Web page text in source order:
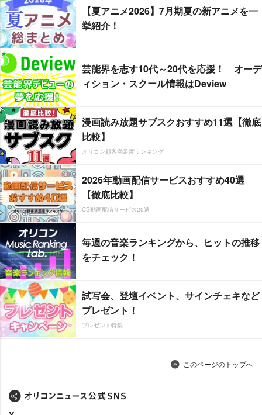
【夏アニメ2026】7月期夏の新アニメを一
挙紹介！
芸能界を志す10代～20代を応援！ オーデ
ィション・スクール情報はDeview
漫画読み放題サブスクおすすめ11選【徹底
比較】
オリコン顧客満足度ランキング
2026年動画配信サービスおすすめ40選
【徹底比較】
CS動画配信サービス20選
毎週の音楽ランキングから、ヒットの推移
をチェック！
試写会、登壇イベント、サインチェキなど
プレゼント！
プレゼント特集
このページのトップへ